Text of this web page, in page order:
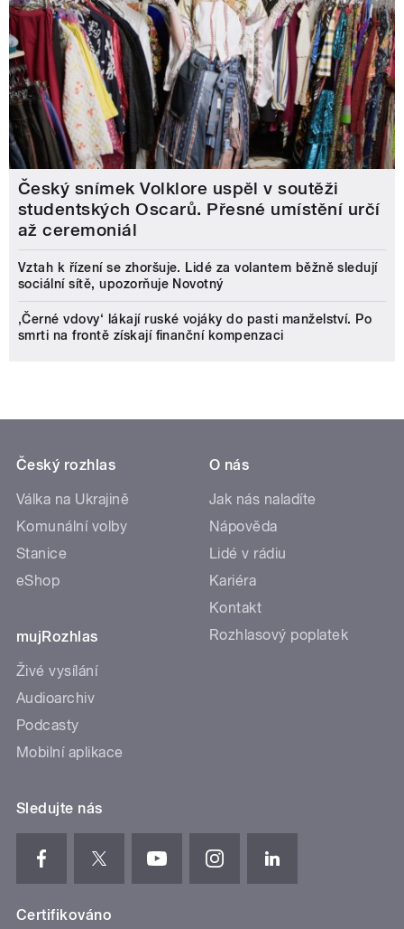
Český snímek Volklore uspěl v soutěži
studentských Oscarů. Přesné umístění určí
až ceremoniál
Vztah k řízení se zhoršuje. Lidé za volantem běžně sledují
sociální sítě, upozorňuje Novotný
‚Černé vdovy‘ lákají ruské vojáky do pasti manželství. Po
smrti na frontě získají finanční kompenzaci
Český rozhlas
Válka na Ukrajině
Komunální volby
Stanice
eShop
mujRozhlas
Živé vysílání
Audioarchiv
Podcasty
Mobilní aplikace
O nás
Jak nás naladíte
Nápověda
Lidé v rádiu
Kariéra
Kontakt
Rozhlasový poplatek
Sledujte nás
Certifikováno